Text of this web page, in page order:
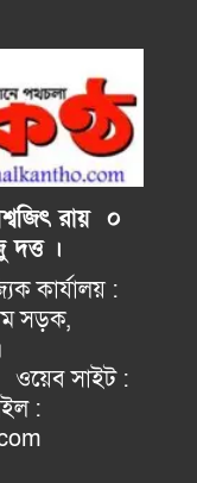
রায় ০
।
:
সড়ক,
৩২২১।
:
: